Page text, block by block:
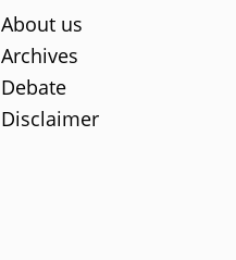
About us
Archives
Debate
Disclaimer